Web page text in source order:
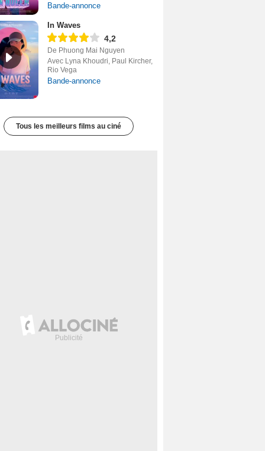
Bande-annonce
In Waves
4,2
De Phuong Mai Nguyen
Avec Lyna Khoudri, Paul Kircher,
Rio Vega
Bande-annonce
Tous les meilleurs films au ciné